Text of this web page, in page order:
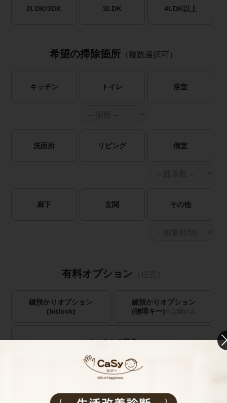
2LDK/3DK 3LDK 4LDK以上
希望の掃除箇所 （複数選択可）
キッチン トイレ 浴室
洗面所 リビング 個室
廊下 玄関 その他
有料オプション
鍵預かりオプション
(bitlock)
鍵預かりオプション
(物理キー) ※定期のみ
キャストの指名